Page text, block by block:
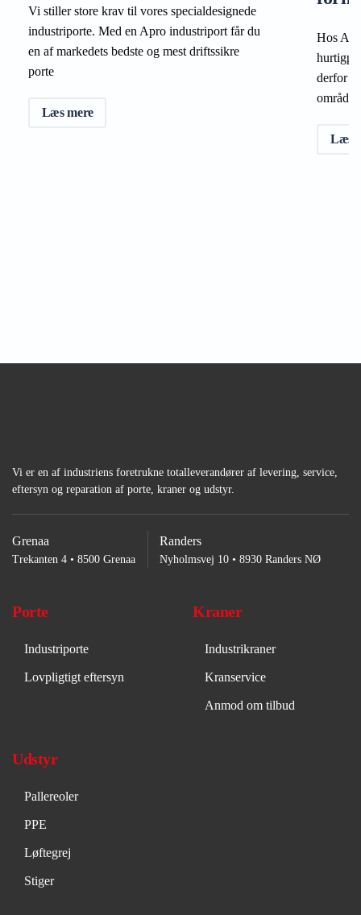
Vi stiller store krav til vores specialdesignede
industriporte. Med en Apro industriport får du
en af markedets bedste og mest driftssikre
porte
Læs mere
Hos
derfor
områder.
Læs
Vi er en af industriens foretrukne totalleverandører af levering, service,
eftersyn og reparation af porte, kraner og udstyr.
Grenaa
Trekanten 4 • 8500 Grenaa
Randers
Nyholmsvej 10 • 8930 Randers NØ
Porte
Industriporte
Lovpligtigt eftersyn
Kraner
Industrikraner
Kranservice
Anmod om tilbud
Udstyr
Pallereoler
PPE
Løftegrej
Stiger